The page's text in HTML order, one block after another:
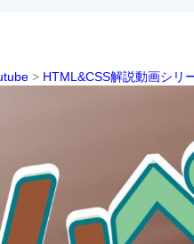
> HTML&CSS解説動画シリ